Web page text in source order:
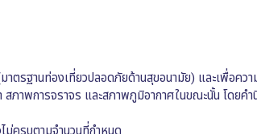
ตรฐานท่องเที่ยวปลอดภัยด้านสุขอนามัย) และเพื่อคว
ภาพการจราจร และสภาพภูมิอากาศในขณะนั้น โดยค
ม่ครบตามจำนวนที่กำหนด